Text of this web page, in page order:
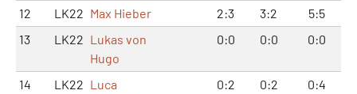
12
LK22 Max Hieber 2:3 3:2
5:5
13
LK22 Lukas von
Hugo
0:0 0:0 0:0
14 LK22 Luca
0:2 0:2 0:4